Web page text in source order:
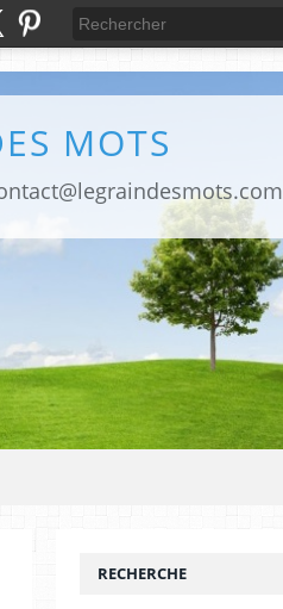
MOTS
RECHERCHE